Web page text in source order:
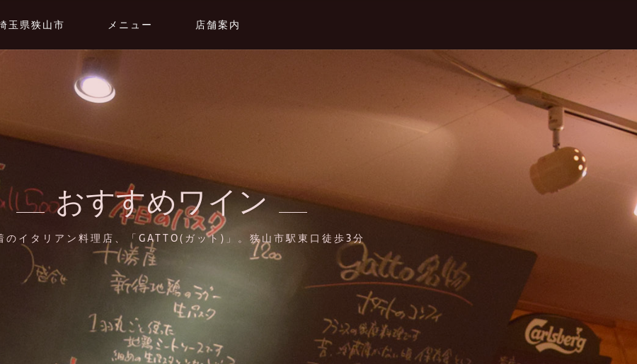
玉県狭山市 メニュー 店舗案内
おすすめワイン
のイタリアン料理店、「GATTO(ガット)」。狭山市駅東口徒歩3分